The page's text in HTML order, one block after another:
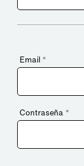
Email *
Contraseña *